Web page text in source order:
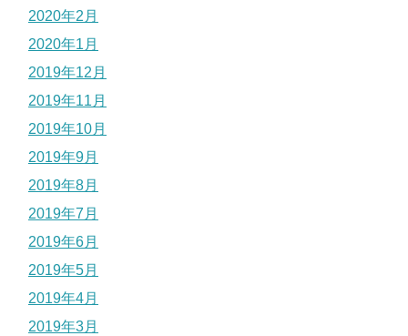
2020年2月
2020年1月
2019年12月
2019年11月
2019年10月
2019年9月
2019年8月
2019年7月
2019年6月
2019年5月
2019年4月
2019年3月